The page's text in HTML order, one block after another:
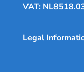
VAT:
Legal